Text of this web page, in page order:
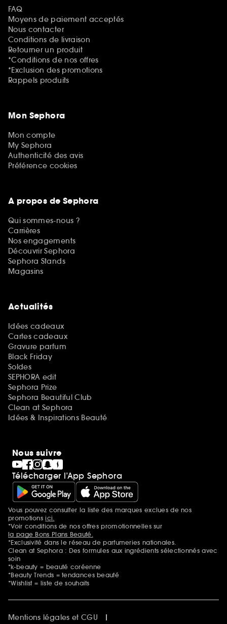
FAQ
Moyens de paiement acceptés
Nous contacter
Conditions de livraison
Retourner un produit
*Conditions de nos offres
*Exclusion des promotions
Rappels produits
Mon Sephora
Mon compte
My Sephora
Authenticité des avis
Préférence cookies
A propos de Sephora
Qui sommes-nous ?
Carrières
Nos engagements
Découvrir Sephora
Sephora Stands
Magasins
Actualités
Idées cadeaux
Cartes cadeaux
Gravure parfum
Black Friday
Soldes
SEPHORA edit
Sephora Prize
Sephora Beautiful Club
Clean at Sephora
Idées & Inspirations Beauté
Nous suivre
Télécharger l’App Sephora
Mentions additionnelles
Vous pouvez consulter la liste des marques exclues de nos
promotionsici.
*Voir conditions de nos offres promotionnelles sur
la page Bons Plans Beauté.
*Exclusivité dans le réseau de parfumeries nationales.
Clean at Sephora : Des formules aux ingrédients sélectionnés avec
soin
*k-beauty = beauté coréenne
*Beauty Trends = tendances beauté
*Wishlist = liste de souhaits
Mentions légales et CGU